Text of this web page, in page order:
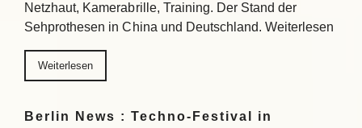
Netzhaut, Kamerabrille, Training. Der Stand der
Sehprothesen in China und Deutschland. Weiterlesen
Weiterlesen
Berlin News : Techno-Festival in